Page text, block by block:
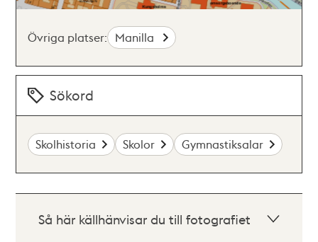
Övriga platser: Manilla
Sökord
Skolhistoria Skolor Gymnastiksalar
Så här källhänvisar du till fotografiet